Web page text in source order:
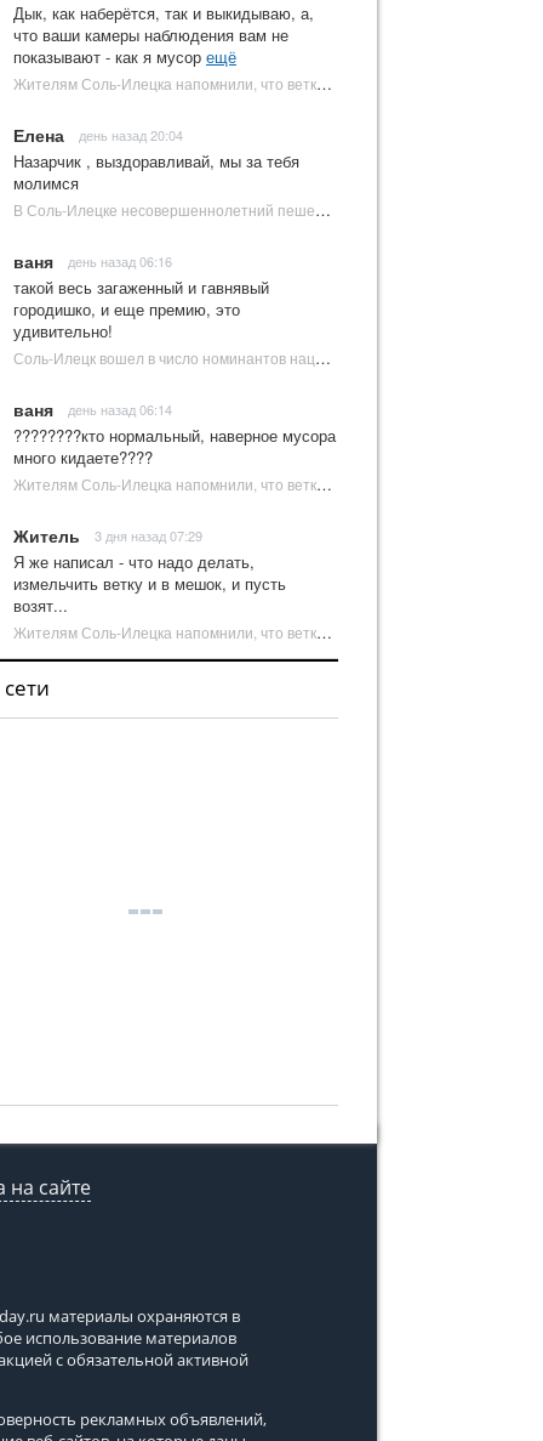
Дык, как наберётся, так и выкидываю, а,
что ваши камеры наблюдения вам не
показывают - как я мусор ещё
Жителям Соль-Илецка напомнили, что ветки от деревьев нельзя оставлять на площадках ТКО | Новости Соль-Илецка
Елена день назад 20:04
Назарчик , выздоравливай, мы за тебя
молимся
В Соль-Илецке несовершеннолетний пешеход попал под колеса автомобиля | Новости Соль-Илецка
ваня день назад 06:16
такой весь загаженный и гавнявый
городишко, и еще премию, это
удивительно!
Соль-Илецк вошел в число номинантов национальной туристической премии Russian Traveler Awards | Новости Соль-Илецка
ваня день назад 06:14
????????кто нормальный, наверное мусора
много кидаете????
Жителям Соль-Илецка напомнили, что ветки от деревьев нельзя оставлять на площадках ТКО | Новости Соль-Илецка
Житель 3 дня назад 07:29
Я же написал - что надо делать,
измельчить ветку и в мешок, и пусть
возят...
Жителям Соль-Илецка напомнили, что ветки от деревьев нельзя оставлять на площадках ТКО | Новости Соль-Илецка
на сайте
материалы охраняются в
использование материалов
с обязательной активной
рекламных объявлений,